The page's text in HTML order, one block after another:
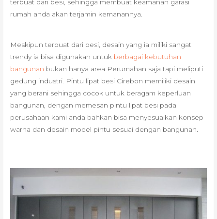
terbuat dari besi, sehingga membuat keamanan garasi
rumah anda akan terjamin kemanannya.
Meskipun terbuat dari besi, desain yang ia miliki sangat
trendy ia bisa digunakan untuk berbagai kebutuhan
bangunan bukan hanya area Perumahan saja tapi meliputi
gedung industri. Pintu lipat besi Cirebon memiliki desain
yang berani sehingga cocok untuk beragam keperluan
bangunan, dengan memesan pintu lipat besi pada
perusahaan kami anda bahkan bisa menyesuaikan konsep
warna dan desain model pintu sesuai dengan bangunan.